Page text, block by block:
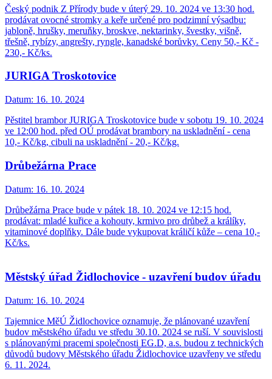
Český podnik Z Přírody bude v úterý 29. 10. 2024 ve 13:30 hod.
prodávat ovocné stromky a keře určené pro podzimní výsadbu:
jabloně, hrušky, meruňky, broskve, nektarinky, švestky, višně,
třešně, rybízy, angrešty, ryngle, kanadské borůvky. Ceny 50,- Kč -
230,- Kč/ks.
JURIGA Troskotovice
Datum: 16. 10. 2024
Pěstitel brambor JURIGA Troskotovice bude v sobotu 19. 10. 2024
ve 12:00 hod. před OÚ prodávat brambory na uskladnění - cena
10,- Kč/kg, cibuli na uskladnění - 20,- Kč/kg.
Drůbežárna Prace
Datum: 16. 10. 2024
Drůbežárna Prace bude v pátek 18. 10. 2024 ve 12:15 hod.
prodávat: mladé kuřice a kohouty, krmivo pro drůbež a králíky,
vitaminové doplňky. Dále bude vykupovat králičí kůže – cena 10,-
Kč/ks.
Městský úřad Židlochovice - uzavření budov úřadu
Datum: 16. 10. 2024
Tajemnice MěÚ Židlochovice oznamuje, že plánované uzavření
budov městského úřadu ve středu 30.10. 2024 se ruší. V souvislosti
s plánovanými pracemi společnosti EG.D, a.s. budou z technických
důvodů budovy Městského úřadu Židlochovice uzavřeny ve středu
6. 11. 2024.